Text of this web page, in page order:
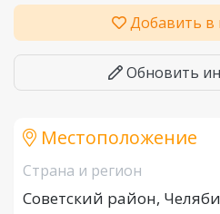
Добавить в
Обновить
Местоположение
Страна и регион
Советский район,